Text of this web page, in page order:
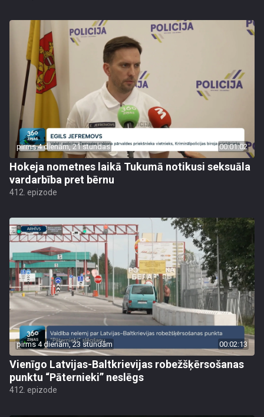
pirms 4 dienām, 21 stundas 00:01:02
Hokeja nometnes laikā Tukumā notikusi seksuāla
vardarbība pret bērnu
412. epizode
pirms 4 dienām, 23 stundām 00:02:13
Vienīgo Latvijas-Baltkrievijas robežšķērsošanas
punktu “Pāternieki” neslēgs
412. epizode